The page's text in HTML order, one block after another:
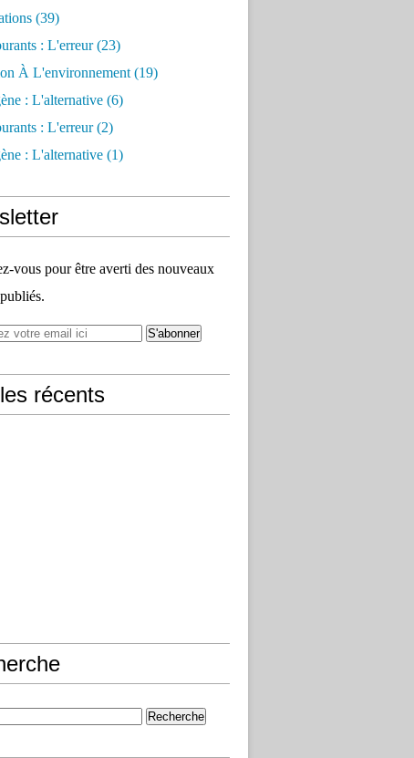
(39)
: L'erreur(23)
À L'environnement (19)
: L'alternative (6)
: L'erreur(2)
: L'alternative (1)
vous pour être averti des nouveaux
récents